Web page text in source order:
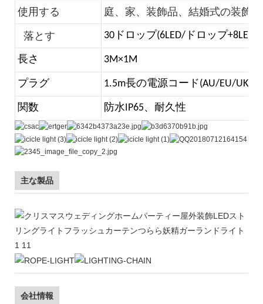
使用する 庭、家、装飾品、結婚式の装飾
落とす 30ドロップ(6LED/ドロップ
長さ 3M×1M
プラグ 1.5m長の電源コード(AU/EU/UK)
関数 防水IP65、耐久性
主な製品
会社情報